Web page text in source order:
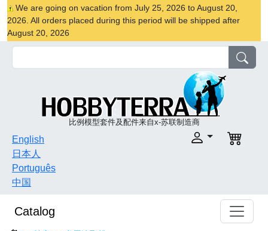
We are going on vacation from July 25, 2026 to August 20,
2026. All orders placed during this period will be shipped after
August 20, 2026
比例模型套件及配件来自x-苏联制造商
English
日本人
Português
中国
Catalog